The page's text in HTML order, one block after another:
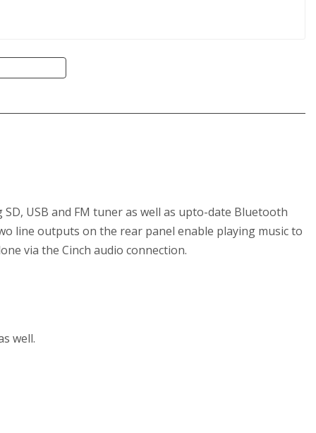
USB and FM tuner as well as upto-date Bluetooth
line outputs on the rear panel enable playing music to
via the Cinch audio connection.
well.